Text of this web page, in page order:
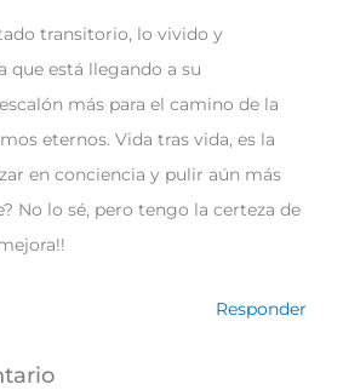
transitorio, lo vivido y
que está llegando a su
más para el camino de la
eternos. Vida tras vida, es la
en conciencia y pulir aún más
No lo sé, pero tengo la certeza de
Responder